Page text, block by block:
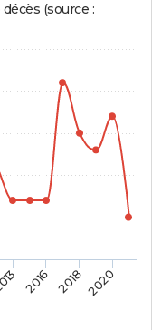
(source :
2016 2018 2020